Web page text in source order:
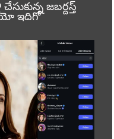
జబర్దస్త్
ఇదిగో